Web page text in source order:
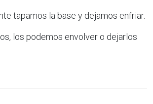
tapamos la base y dejamos enfriar.
los podemos envolver o dejarlos